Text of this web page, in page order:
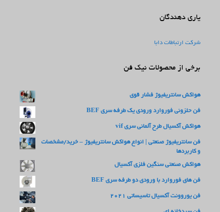
یاری دهندگان
شرکت ارتباطات دابا
برخی از محصولات نیک فن
هواکش سانتریفیوژ فشار قوی
فن حلزونی فوروارد ورودی یک طرفه سری BEF
هواکش آکسیال طرح آلمانی سری vif
فن سانتریفیوژ صنعتی | انواع هواکش سانتریفیوژ – خرید/مشخصات
و کاربردها
هواکش صنعتی سنگین فلزی آکسیال
فن های فوروارد با ورودی دو طرفه سری BEF
فن یوروونت آکسیال تاسیساتی 2021